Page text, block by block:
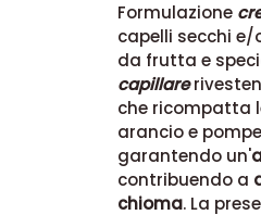
Formulazione
capelli secchi
da frutta e
capillare
che ricompatta
arancio e
garantendo un'
contribuendo a
chioma. La